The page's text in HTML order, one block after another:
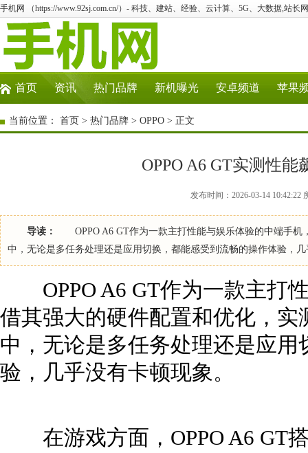
手机网 （https://www.92sj.com.cn/）- 科技、建站、经验、云计算、5G、大数据,站长
首页 资讯 热门品牌 新机曝光 安卓频道 苹果
当前位置： 首页 > 热门品牌 > OPPO > 正文
OPPO A6 GT实测性
发布时间：2026-03-14 10:42:22
导读：
OPPO A6 GT作为一款主打性能与娱乐体验的中端手机
中，无论是多任务处理还是应用切换，都能感受到流畅的操作体验
OPPO A6 GT作为一款主打
借其强大的硬件配置和优化，
中，无论是多任务处理还是应
验，几乎没有卡顿现象。
在游戏方面，OPPO A6 GT